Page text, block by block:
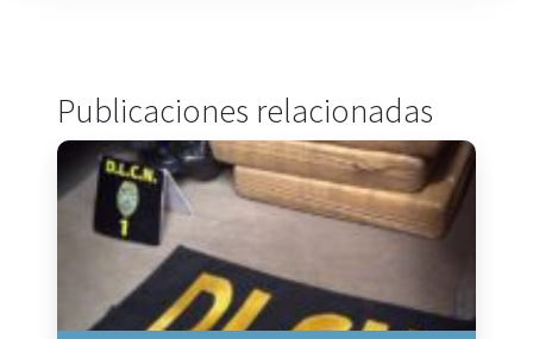
Publicaciones relacionadas